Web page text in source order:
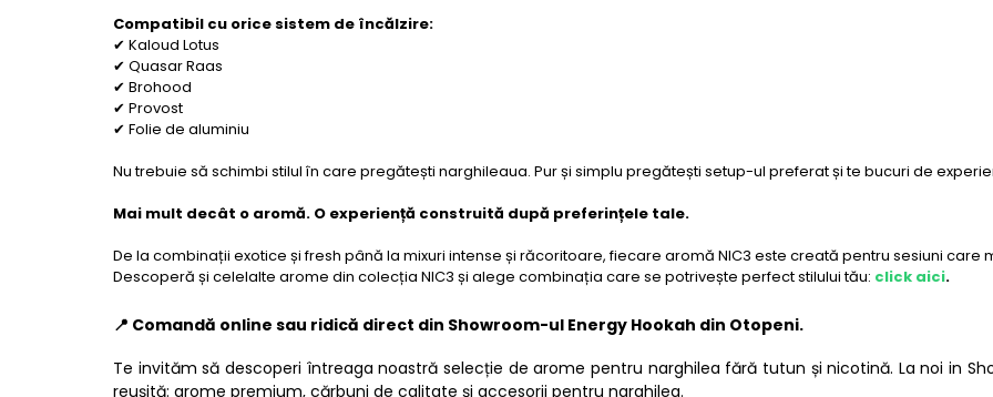
Compatibil cu orice sistem de încălzire:
✔ Kaloud Lotus
✔ Quasar Raas
✔ Brohood
✔ Provost
✔ Folie de aluminiu
Nu trebuie să schimbi stilul în care pregătești narghileaua. Pur și simplu pregătești setup-ul preferat și te bucuri de
Mai mult decât o aromă. O experiență construită după preferințele tale.
De la combinații exotice și fresh până la mixuri intense și răcoritoare, fiecare aromă NIC3 este creată pentru sesiuni care
Descoperă și celelalte arome din colecția NIC3 și alege combinația care se potrivește perfect stilului tău: click aici.
📍 Comandă online sau ridică direct din Showroom-ul Energy Hookah din Otopeni.
Te invităm să descoperi întreaga noastră selecție de arome pentru narghilea fără tutun și nicotină. La noi in
reușită: arome premium, cărbuni de calitate și accesorii pentru narghilea.